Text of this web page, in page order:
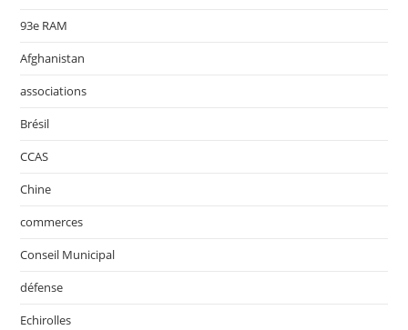
93e RAM
Afghanistan
associations
Brésil
CCAS
Chine
commerces
Conseil Municipal
défense
Echirolles